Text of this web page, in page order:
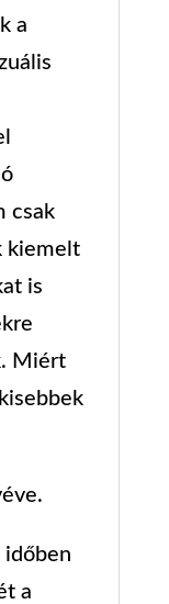
a
csak
kiemelt
is
Miért
időben
a